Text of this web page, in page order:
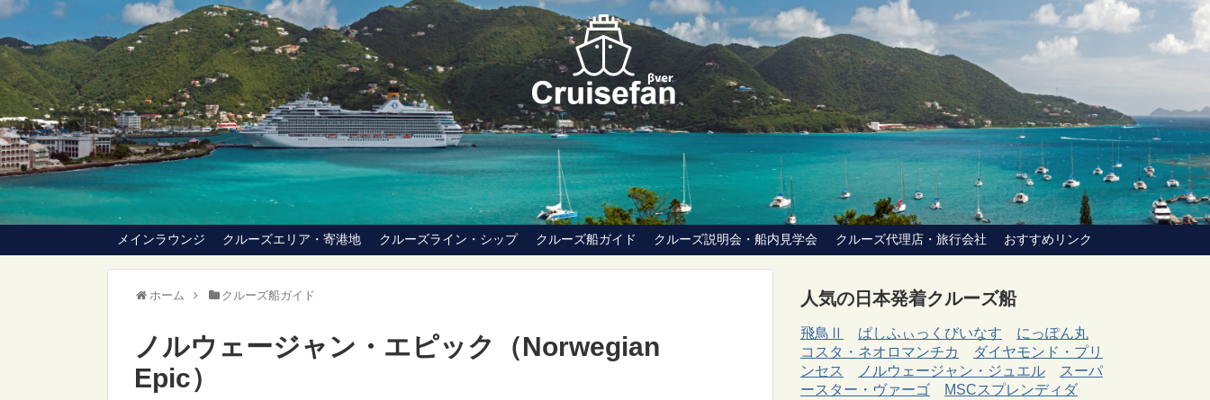
メインラウンジ クルーズエリア・寄港地 クルーズライン・シップ クルーズ船ガイド クルーズ説明会・船内見学会 クルーズ代理店・旅行会社 おすすめリンク
ホーム クルーズ船ガイド
ノルウェージャン・エピック（Norwegian
Epic）
人気の日本発着クルーズ船
飛鳥Ⅱ ぱしふぃっくびいなす
にっぽん丸
コスタ・ネオロマンチカ
ダイヤモンド・プリ
ンセス
ノルウェージャン・ジュエル
スーパ
ースター・ヴァーゴ
MSCスプレンディダ